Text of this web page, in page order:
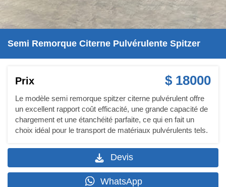
Semi Remorque Citerne Pulvérulente Spitzer
Prix $ 18000
Le modèle semi remorque spitzer citerne pulvérulent offre
un excellent rapport coût efficacité, une grande capacité de
chargement et une étanchéité parfaite, ce qui en fait un
choix idéal pour le transport de matériaux pulvérulents tels.
Devis
WhatsApp